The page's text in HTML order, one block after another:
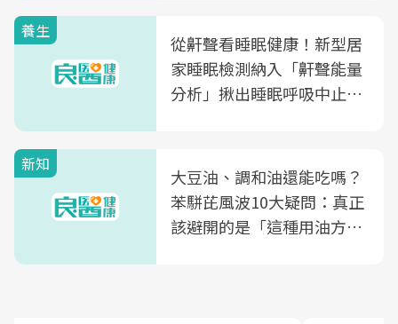
養生
從鼾聲看睡眠健康！新型居
家睡眠檢測納入「鼾聲能量
分析」揪出睡眠呼吸中止症
新知
大豆油、調和油還能吃嗎？
苯駢芘風波10大疑問：真正
該避開的是「這種用油方